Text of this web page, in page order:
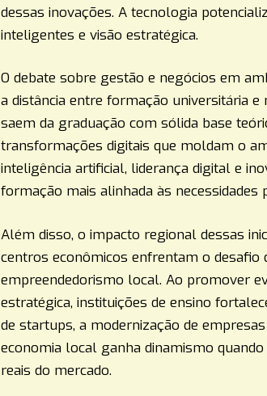
dessas inovações. A tecnologia
inteligentes e visão estratégica.
O debate sobre gestão e negócios em
a distância entre formação universitária
saem da graduação com sólida base
transformações digitais que moldam o
inteligência artificial, liderança digital e
formação mais alinhada às necessidades
Além disso, o impacto regional dessas
centros econômicos enfrentam o
empreendedorismo local. Ao promover
estratégica, instituições de ensino
de startups, a modernização de
economia local ganha dinamismo
reais do mercado.